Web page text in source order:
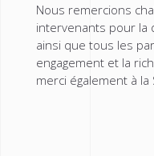
Nous remercions
intervenants pour la
ainsi que tous les
engagement et la
merci également à la